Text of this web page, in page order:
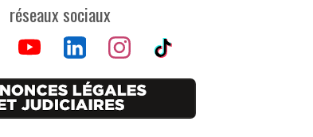
réseaux sociaux